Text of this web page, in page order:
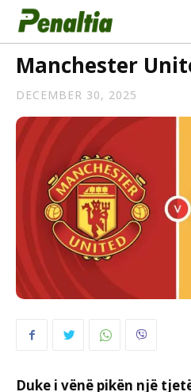
Manchester
DECEMBER 30, 2025
Duke i vënë pikën një